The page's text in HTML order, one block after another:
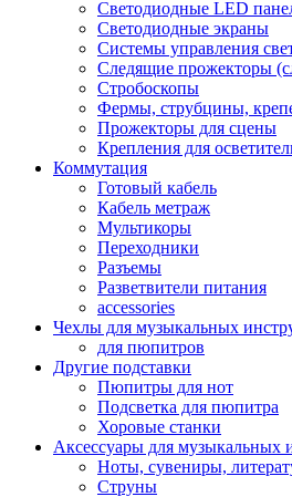
Светодиодные LED
Светодиодные экраны
Системы управления
Следящие прожекторы
Стробоскопы
Фермы, струбцины,
Прожекторы для сцены
Крепления для
Коммутация
Готовый кабель
Кабель метраж
Мультикоры
Переходники
Разъемы
Разветвители питания
accessories
Чехлы для музыкальных
для пюпитров
Другие подставки
Пюпитры для нот
Подсветка для пюпитра
Хоровые станки
Аксессуары для музыкальных
Ноты, сувениры,
Струны